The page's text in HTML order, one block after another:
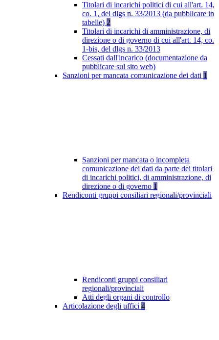
Titolari di incarichi politici di cui all'art. 14,
co. 1, del dlgs n. 33/2013 (da pubblicare in
tabelle) 2
Titolari di incarichi di amministrazione, di
direzione o di governo di cui all'art. 14, co.
1-bis, del dlgs n. 33/2013
Cessati dall'incarico (documentazione da
pubblicare sul sito web)
Sanzioni per mancata comunicazione dei dati 1
Sanzioni per mancata o incompleta
comunicazione dei dati da parte dei titolari
di incarichi politici, di amministrazione, di
direzione o di governo 1
Rendiconti gruppi consiliari regionali/provinciali
Rendiconti gruppi consiliari
regionali/provinciali
Atti degli organi di controllo
Articolazione degli uffici 4